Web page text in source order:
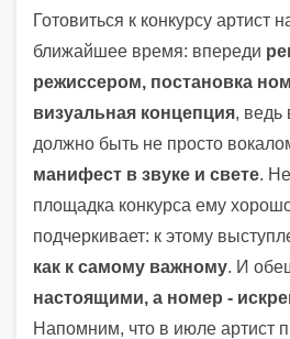
Готовиться к конкурсу артист
ближайшее время: впереди
режиссером, постановка
визуальная концепция, ведь
должно быть не просто
манифест в звуке и свете.
площадка конкурса ему
подчеркивает: к этому
как к самому важному. И
настоящими, а номер -
Напомним, что в июле артист